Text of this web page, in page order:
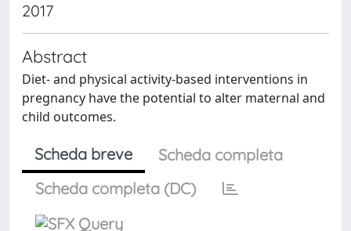
2017
Abstract
Diet- and physical activity-based interventions in
pregnancy have the potential to alter maternal and
child outcomes.
Scheda breve
Scheda completa
Scheda completa (DC)